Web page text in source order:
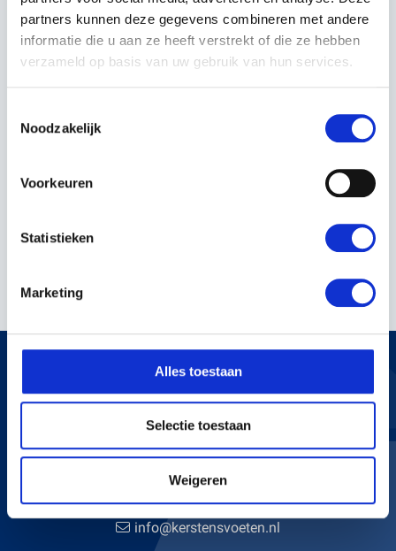
partners kunnen deze gegevens combineren met andere
informatie die u aan ze heeft verstrekt of die ze hebben
verzameld op basis van uw gebruik van hun services.
Noodzakelijk
Voorkeuren
Statistieken
Marketing
Alles toestaan
Selectie toestaan
Weigeren
OMSCHRIJVING
85 CM MAAIDEK
MOTOR 12PK
MOTORKAP IS GEREPAREERD
EIGENSCHAPPEN
KERSTENS VOETEN
Bredaseweg 255
4705 RN Roosendaal
+31 165 534 222
info@kerstensvoeten.nl